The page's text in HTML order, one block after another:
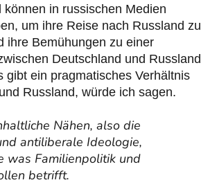
können in russischen Medien
um ihre Reise nach Russland zu
ihre Bemühungen zu einer
Deutschland und Russland
gibt ein pragmatisches Verhältnis
Russland, würde ich sagen.
Nähen, also die
antiliberale Ideologie,
was Familienpolitik und
betrifft.